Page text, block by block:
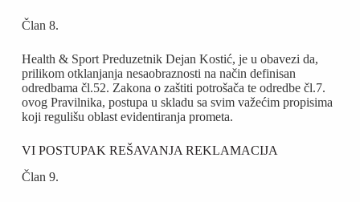
Član 8.
Health & Sport Preduzetnik Dejan Kostić, je u obavezi da,
prilikom otklanjanja nesaobraznosti na način definisan
odredbama čl.52. Zakona o zaštiti potrošača te odredbe čl.7.
ovog Pravilnika, postupa u skladu sa svim važećim propisima
koji regulišu oblast evidentiranja prometa.
VI POSTUPAK REŠAVANJA REKLAMACIJA
Član 9.